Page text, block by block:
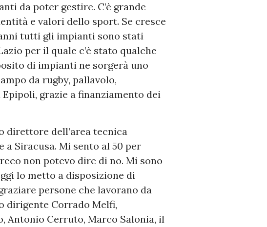
da poter gestire. C’è grande
e valori dello sport. Se cresce
tutti gli impianti sono stati
per il quale c’è stato qualche
di impianti ne sorgerà uno
da rugby, pallavolo,
grazie a finanziamento dei
direttore dell’area tecnica
a Siracusa. Mi sento al 50 per
non potevo dire di no. Mi sono
lo metto a disposizione di
persone che lavorano da
dirigente Corrado Melfi,
Antonio Cerruto, Marco Salonia, il